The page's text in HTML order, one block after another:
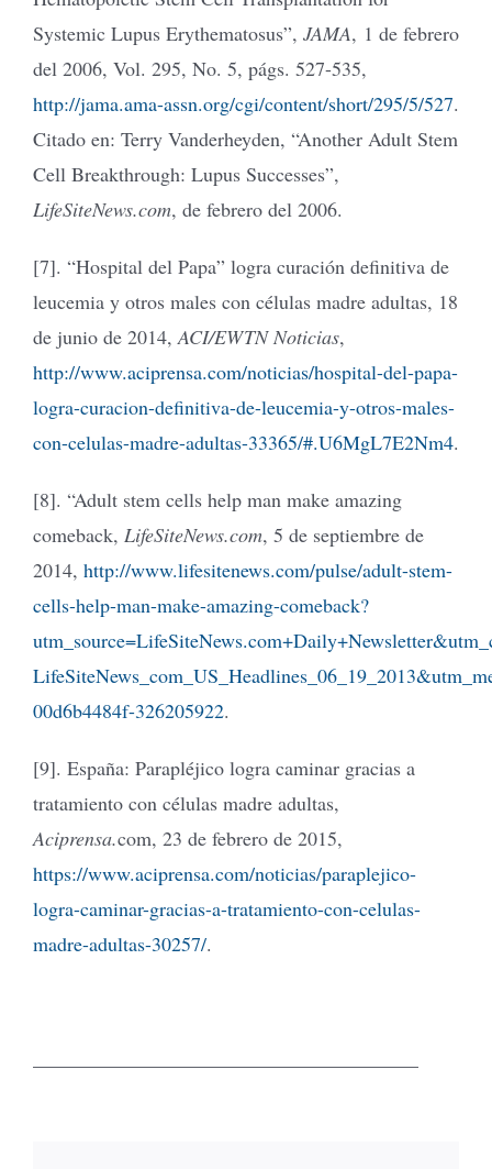
Systemic Lupus Erythematosus”, JAMA, 1 de febrero
del 2006, Vol. 295, No. 5, págs. 527-535,
http://jama.ama-assn.org/cgi/content/short/295/5/527.
Citado en: Terry Vanderheyden, “Another Adult Stem
Cell Breakthrough: Lupus Successes”,
LifeSiteNews.com, de febrero del 2006.
[7]. “Hospital del Papa” logra curación definitiva de
leucemia y otros males con células madre adultas, 18
de junio de 2014,ACI/EWTN Noticias,
http://www.aciprensa.com/noticias/hospital-del-papa-
logra-curacion-definitiva-de-leucemia-y-otros-males-
con-celulas-madre-adultas-33365/#.U6MgL7E2Nm4.
[8]. “Adult stem cells help man make amazing
comeback, LifeSiteNews.com, 5 de septiembre de
2014, http://www.lifesitenews.com/pulse/adult-stem-
cells-help-man-make-amazing-comeback?
00d6b4484f-326205922.
[9]. España: Parapléjico logra caminar gracias a
tratamiento con células madre adultas,
Aciprensa.com, 23 de febrero de 2015,
https://www.aciprensa.com/noticias/paraplejico-
logra-caminar-gracias-a-tratamiento-con-celulas-
madre-adultas-30257/.